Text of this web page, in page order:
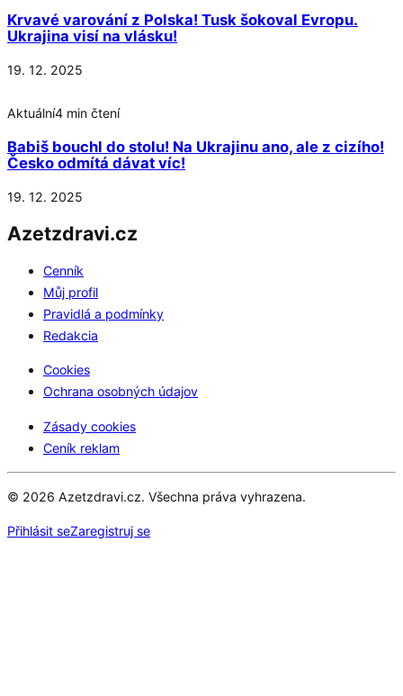
Krvavé varování z Polska! Tusk šokoval Evropu.
Ukrajina visí na vlásku!
19. 12. 2025
Aktuální4 min čtení
Babiš bouchl do stolu! Na Ukrajinu ano, ale z cizího!
Česko odmítá dávat víc!
19. 12. 2025
Azetzdravi.cz
Cenník
Můj profil
Pravidlá a podmínky
Redakcia
Cookies
Ochrana osobných údajov
Zásady cookies
Ceník reklam
© 2026 Azetzdravi.cz. Všechna práva vyhrazena.
Přihlásit seZaregistruj se